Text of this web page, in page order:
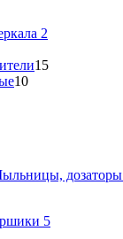
2
15
10
дозаторы
5